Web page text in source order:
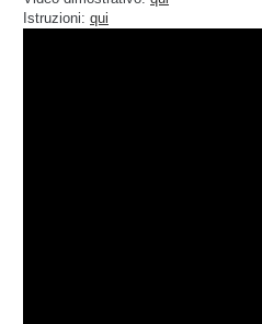
Istruzioni: qui